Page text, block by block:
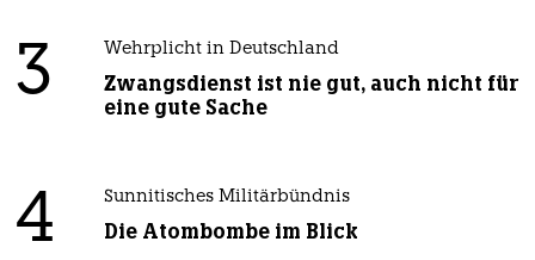
3 Wehrplicht in Deutschland
Zwangsdienst ist nie gut, auch nicht für
eine gute Sache
4 Sunnitisches Militärbündnis
Die Atombombe im Blick